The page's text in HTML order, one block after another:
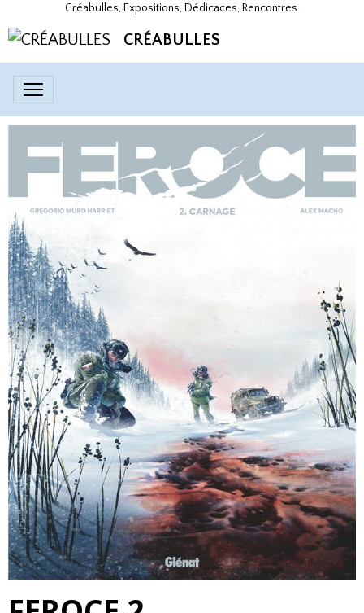
Créabulles, Expositions, Dédicaces, Rencontres.
CRÉABULLES